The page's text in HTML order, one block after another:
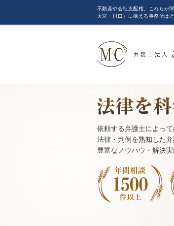
不動産や会社支配権、これらが
大宮・川口）に構える事務所は
依頼する弁護士によって
法律・判例を熟知した
豊富なノウハウ・解決